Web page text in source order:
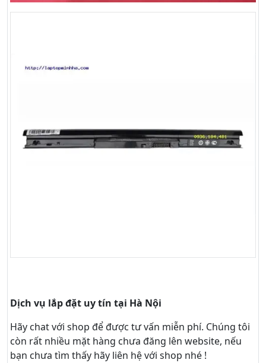
Dịch vụ lắp đặt uy tín tại Hà Nội
Hãy chatvới shop để được tư vấn miễn phí. Chúng tôi
còn rất nhiều mặt hàng chưa đăng lên website, nếu
bạn chưa tìm thấy hãy liên hệ với shop nhé !